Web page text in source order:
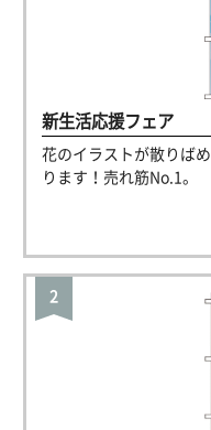
新生活応援フェア
花のイラストが散りば
ります！売れ筋No.1。